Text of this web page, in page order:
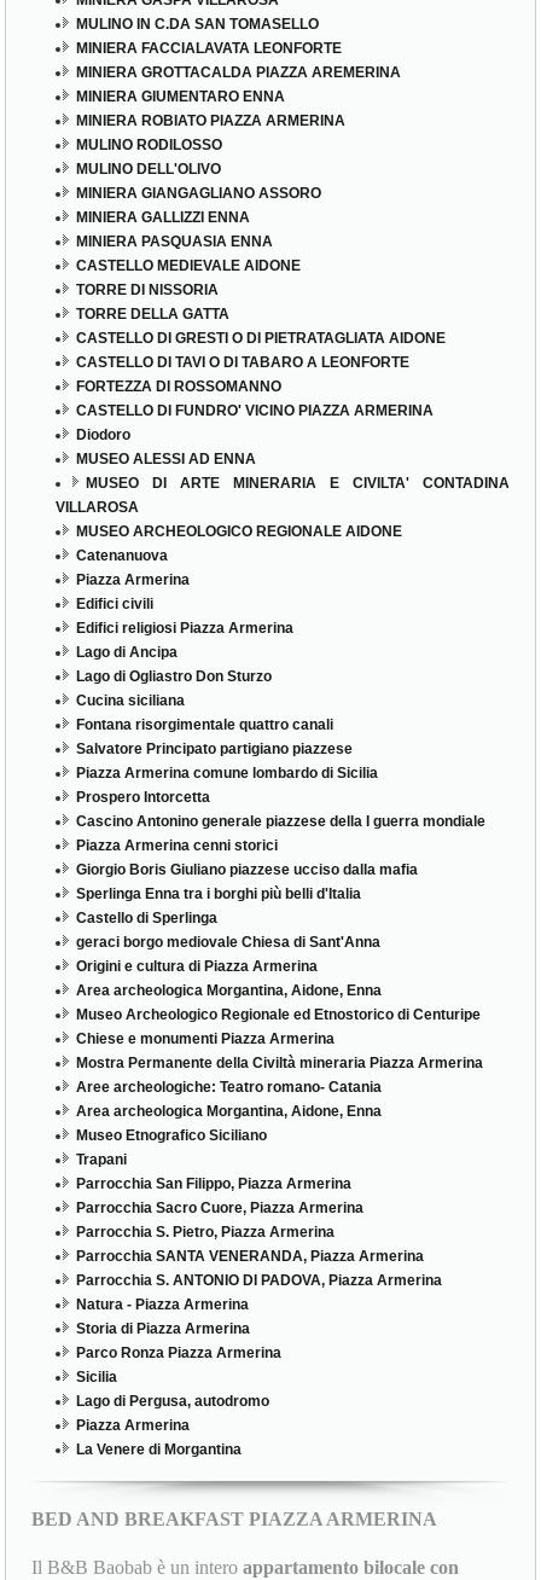
MULINO IN C.DA SAN TOMASELLO
MINIERA FACCIALAVATA LEONFORTE
MINIERA GROTTACALDA PIAZZA AREMERINA
MINIERA GIUMENTARO ENNA
MINIERA ROBIATO PIAZZA ARMERINA
MULINO RODILOSSO
MULINO DELL'OLIVO
MINIERA GIANGAGLIANO ASSORO
MINIERA GALLIZZI ENNA
MINIERA PASQUASIA ENNA
CASTELLO MEDIEVALE AIDONE
TORRE DI NISSORIA
TORRE DELLA GATTA
CASTELLO DI GRESTI O DI PIETRATAGLIATA AIDONE
CASTELLO DI TAVI O DI TABARO A LEONFORTE
FORTEZZA DI ROSSOMANNO
CASTELLO DI FUNDRO' VICINO PIAZZA ARMERINA
Diodoro
MUSEO ALESSI AD ENNA
MUSEO DI ARTE MINERARIA E CIVILTA' CONTADINA
VILLAROSA
MUSEO ARCHEOLOGICO REGIONALE AIDONE
Catenanuova
Piazza Armerina
Edifici civili
Edifici religiosi Piazza Armerina
Lago di Ancipa
Lago di Ogliastro Don Sturzo
Cucina siciliana
Fontana risorgimentale quattro canali
Salvatore Principato partigiano piazzese
Piazza Armerina comune lombardo di Sicilia
Prospero Intorcetta
Cascino Antonino generale piazzese della I guerra mondiale
Piazza Armerina cenni storici
Giorgio Boris Giuliano piazzese ucciso dalla mafia
Sperlinga Enna tra i borghi più belli d'Italia
Castello di Sperlinga
geraci borgo mediovale Chiesa di Sant'Anna
Origini e cultura di Piazza Armerina
Area archeologica Morgantina, Aidone, Enna
Museo Archeologico Regionale ed Etnostorico di Centuripe
Chiese e monumenti Piazza Armerina
Mostra Permanente della Civiltà mineraria Piazza Armerina
Aree archeologiche: Teatro romano- Catania
Area archeologica Morgantina, Aidone, Enna
Museo Etnografico Siciliano
Trapani
Parrocchia San Filippo, Piazza Armerina
Parrocchia Sacro Cuore, Piazza Armerina
Parrocchia S. Pietro, Piazza Armerina
Parrocchia SANTA VENERANDA, Piazza Armerina
Parrocchia S. ANTONIO DI PADOVA, Piazza Armerina
Natura - Piazza Armerina
Storia di Piazza Armerina
Parco Ronza Piazza Armerina
Sicilia
Lago di Pergusa, autodromo
Piazza Armerina
La Venere di Morgantina
BED AND BREAKFAST PIAZZA ARMERINA
Il B&B Baobab è un interoappartamento bilocale con